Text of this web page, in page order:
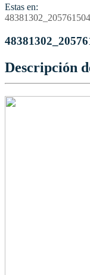
Estas en:
Descripción